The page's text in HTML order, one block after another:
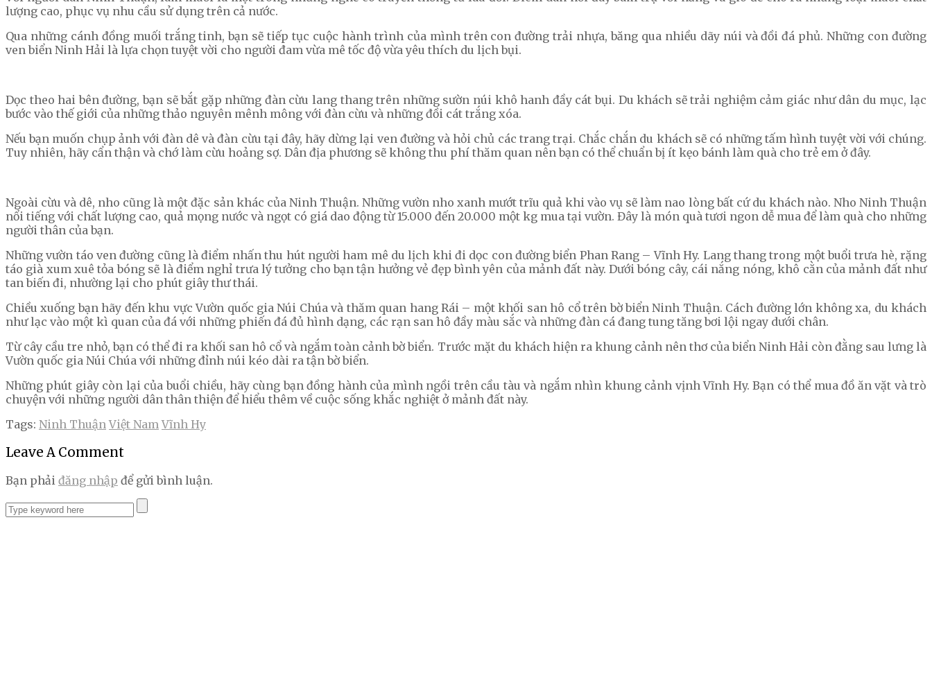
lượng cao, phục vụ nhu cầu sử dụng trên cả nước.
Qua những cánh đồng muối trắng tinh, bạn sẽ tiếp tục cuộc hành trình của mình trên con đường trải nhựa, băng qua nhiều dãy núi và đồi đá phủ. Những con đường
ven biển Ninh Hải là lựa chọn tuyệt vời cho người đam vừa mê tốc độ vừa yêu thích du lịch bụi.
Dọc theo hai bên đường, bạn sẽ bắt gặp những đàn cừu lang thang trên những sườn núi khô hanh đầy cát bụi. Du khách sẽ trải nghiệm cảm giác như dân du mục, lạc
bước vào thế giới của những thảo nguyên mênh mông với đàn cừu và những đồi cát trắng xóa.
Nếu bạn muốn chụp ảnh với đàn dê và đàn cừu tại đây, hãy dừng lại ven đường và hỏi chủ các trang trại. Chắc chắn du khách sẽ có những tấm hình tuyệt vời với chúng.
Tuy nhiên, hãy cẩn thận và chớ làm cừu hoảng sợ. Dân địa phương sẽ không thu phí thăm quan nên bạn có thể chuẩn bị ít kẹo bánh làm quà cho trẻ em ở đây.
Ngoài cừu và dê, nho cũng là một đặc sản khác của Ninh Thuận. Những vườn nho xanh mướt trĩu quả khi vào vụ sẽ làm nao lòng bất cứ du khách nào. Nho Ninh Thuận
nổi tiếng với chất lượng cao, quả mọng nước và ngọt có giá dao động từ 15.000 đến 20.000 một kg mua tại vườn. Đây là món quà tươi ngon dễ mua để làm quà cho những
người thân của bạn.
Những vườn táo ven đường cũng là điểm nhấn thu hút người ham mê du lịch khi đi dọc con đường biển Phan Rang – Vĩnh Hy. Lang thang trong một buổi trưa hè, rặng
táo già xum xuê tỏa bóng sẽ là điểm nghỉ trưa lý tưởng cho bạn tận hưởng vẻ đẹp bình yên của mảnh đất này. Dưới bóng cây, cái nắng nóng, khô cằn của mảnh đất như
tan biến đi, nhường lại cho phút giây thư thái.
Chiều xuống bạn hãy đến khu vực Vườn quốc gia Núi Chúa và thăm quan hang Rái – một khối san hô cổ trên bờ biển Ninh Thuận. Cách đường lớn không xa, du khách
như lạc vào một kì quan của đá với những phiến đá đủ hình dạng, các rạn san hô đầy màu sắc và những đàn cá đang tung tăng bơi lội ngay dưới chân.
Từ cây cầu tre nhỏ, bạn có thể đi ra khối san hô cổ và ngắm toàn cảnh bờ biển. Trước mặt du khách hiện ra khung cảnh nên thơ của biển Ninh Hải còn đằng sau lưng là
Vườn quốc gia Núi Chúa với những đỉnh núi kéo dài ra tận bờ biển.
Những phút giây còn lại của buổi chiều, hãy cùng bạn đồng hành của mình ngồi trên cầu tàu và ngắm nhìn khung cảnh vịnh Vĩnh Hy. Bạn có thể mua đồ ăn vặt và trò
chuyện với những người dân thân thiện để hiểu thêm về cuộc sống khắc nghiệt ở mảnh đất này.
Tags: Ninh Thuận Việt Nam Vĩnh Hy
Leave A Comment
Bạn phải đăng nhập để gửi bình luận.